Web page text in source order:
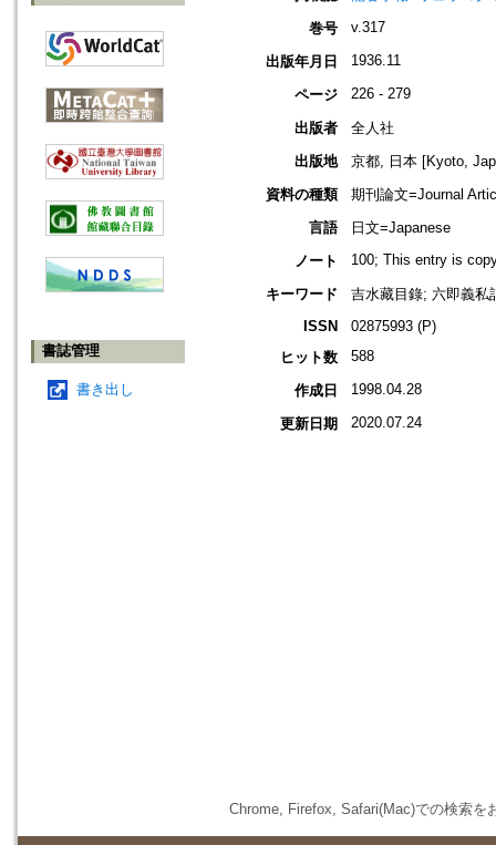
書誌管理
書き出し
巻号
v.317
出版年月日 1936.11
ページ 226 - 279
出版者
全人社
出版地
京都, 日本 [Kyoto,
資料の種類
期刊論文=Journal
言語
日文=Japanese
ノート
100; This entry is
キーワード
吉水藏目錄; 六即義私
ISSN
02875993 (P)
ヒット数
588
作成日 1998.04.28
更新日期 2020.07.24
Chrome, Firefox, Safari(Mac)での検索を